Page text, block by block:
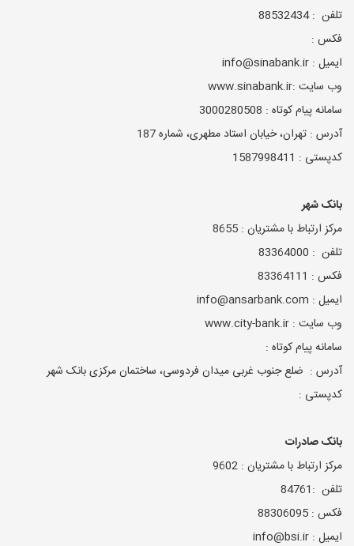
تلفن : 88532434
فکس :
ایمیل : info@sinabank.ir
وب سایت :www.sinabank.ir
سامانه پیام کوتاه : 3000280508
آدرس : تهران، خیابان استاد مطهری، شماره 187
کدپستی : 1587998411
بانک شهر
مرکز ارتباط با مشتریان : 8655
تلفن : 83364000
فکس : 83364111
ایمیل : info@ansarbank.com
وب سایت : www.city-bank.ir
سامانه پیام کوتاه :
آدرس : ضلع جنوب غربی میدان فردوسی، ساختمان مرکزی بانک شهر
کدپستی :
بانک صادرات
مرکز ارتباط با مشتریان : 9602
تلفن :84761
فکس : 88306095
ایمیل : info@bsi.ir